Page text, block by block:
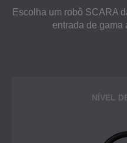
Escolha um robô SCARA
entrada de gama
NÍVEL